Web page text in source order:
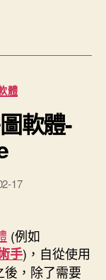
體
軟體-
17
(例如
手)，自從使用
，除了需要